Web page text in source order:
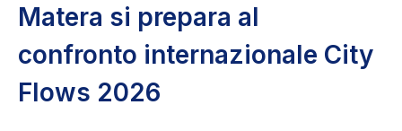
Matera si prepara al
confronto internazionale City
Flows 2026